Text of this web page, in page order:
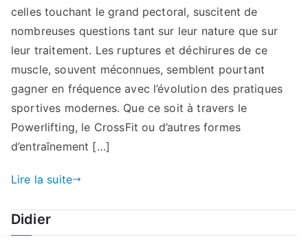
celles touchant le grand pectoral, suscitent de
nombreuses questions tant sur leur nature que sur
leur traitement. Les ruptures et déchirures de ce
muscle, souvent méconnues, semblent pourtant
gagner en fréquence avec l’évolution des pratiques
sportives modernes. Que ce soit à travers le
Powerlifting, le CrossFit ou d’autres formes
d’entraînement […]
Lire la suite
Didier